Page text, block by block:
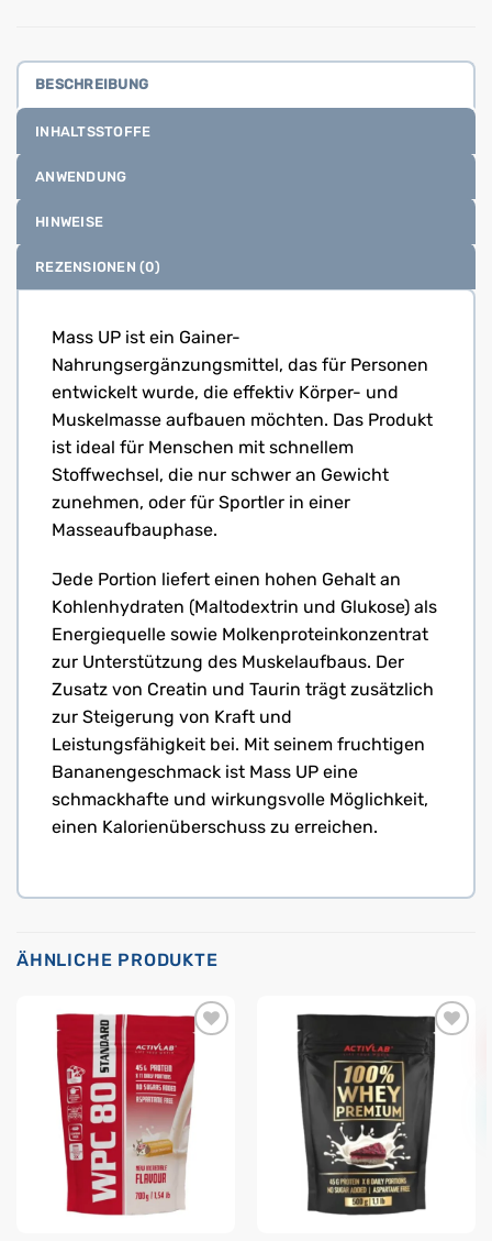
BESCHREIBUNG
INHALTSSTOFFE
ANWENDUNG
HINWEISE
REZENSIONEN (0)
Mass UP ist ein Gainer-
Nahrungsergänzungsmittel, das für Personen
entwickelt wurde, die effektiv Körper- und
Muskelmasse aufbauen möchten. Das Produkt
ist ideal für Menschen mit schnellem
Stoffwechsel, die nur schwer an Gewicht
zunehmen, oder für Sportler in einer
Masseaufbauphase.
Jede Portion liefert einen hohen Gehalt an
Kohlenhydraten (Maltodextrin und Glukose) als
Energiequelle sowie Molkenproteinkonzentrat
zur Unterstützung des Muskelaufbaus. Der
Zusatz von Creatin und Taurin trägt zusätzlich
zur Steigerung von Kraft und
Leistungsfähigkeit bei. Mit seinem fruchtigen
Bananengeschmack ist Mass UP eine
schmackhafte und wirkungsvolle Möglichkeit,
einen Kalorienüberschuss zu erreichen.
ÄHNLICHE PRODUKTE